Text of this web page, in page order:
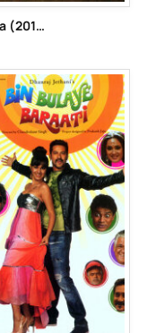
Ки и Ка (2016)